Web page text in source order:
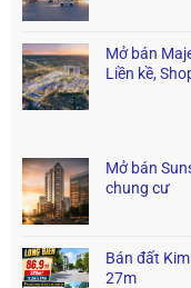
Mở bán
Liền kề,
Mở bán
chung cư
Bán đất
27m